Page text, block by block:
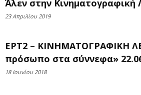
Άλεν στην Κινηματογραφική
23 Απριλίου 2019
ΕΡΤ2 – ΚΙΝΗΜΑΤΟΓΡΑΦΙΚΗ
πρόσωπο στα σύννεφα»
18 Ιουνίου 2018